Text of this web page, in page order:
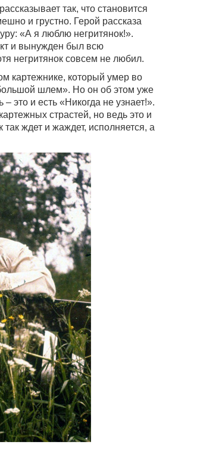
так, что становится
и грустно. Герой рассказа
«А я люблю негритянок!».
и вынужден был всю
негритянок совсем не любил.
картежнике, который умер во
шлем». Но он об этом уже
– это и есть «Никогда не узнает!».
страстей, но ведь это и
так ждет и жаждет, исполняется, а